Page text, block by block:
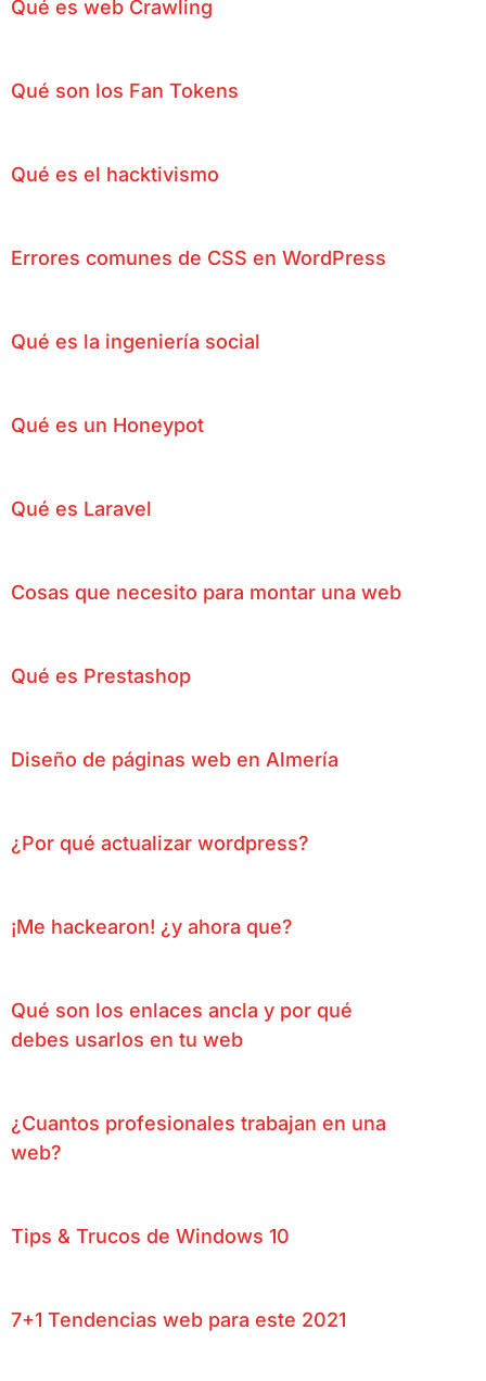
Qué es web Crawling
Qué son los Fan Tokens
Qué es el hacktivismo
Errores comunes de CSS en WordPress
Qué es la ingeniería social
Qué es un Honeypot
Qué es Laravel
Cosas que necesito para montar una web
Qué es Prestashop
Diseño de páginas web en Almería
¿Por qué actualizar wordpress?
¡Me hackearon! ¿y ahora que?
Qué son los enlaces ancla y por qué
debes usarlos en tu web
¿Cuantos profesionales trabajan en una
web?
Tips & Trucos de Windows 10
7+1 Tendencias web para este 2021